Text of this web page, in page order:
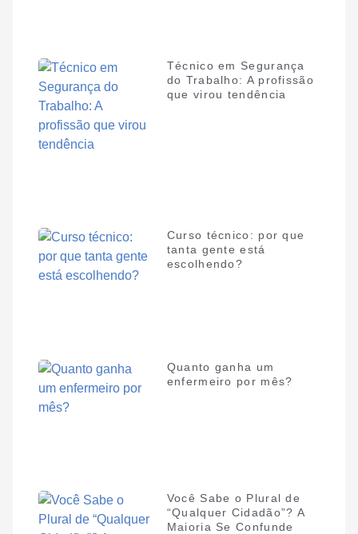
Técnico em Segurança
do Trabalho: A profissão
que virou tendência
Curso técnico: por que
tanta gente está
escolhendo?
Quanto ganha um
enfermeiro por mês?
Você Sabe o Plural de
“Qualquer Cidadão”? A
Maioria Se Confunde